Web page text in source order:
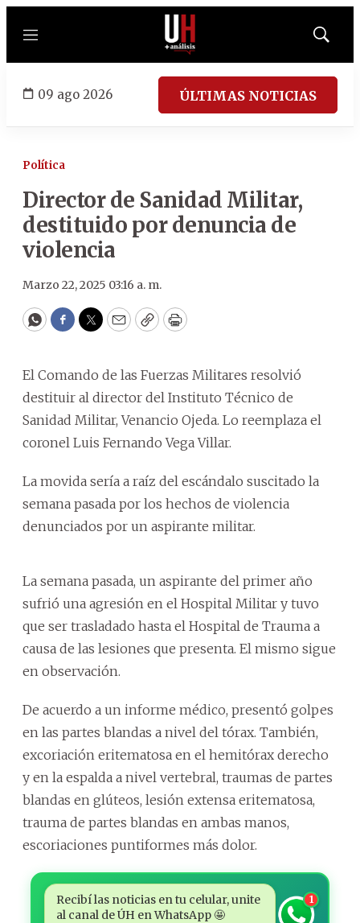
Menú
Mostrar
09 ago 2026 ÚLTIMAS NOTICIAS
Política
Director de Sanidad Militar,
destituido por denuncia de
violencia
Marzo 22, 2025 03:16 a. m.
WhatsApp
Facebook
Twitter
EmailCopyPrint
El Comando de las Fuerzas Militares resolvió
destituir al director del Instituto Técnico de
Sanidad Militar, Venancio Ojeda. Lo reemplaza el
coronel Luis Fernando Vega Villar.
La movida sería a raíz del escándalo suscitado la
semana pasada por los hechos de violencia
denunciados por un aspirante militar.
La semana pasada, un aspirante del primer año
sufrió una agresión en el Hospital Militar y tuvo
que ser trasladado hasta el Hospital de Trauma a
causa de las lesiones que presenta. El mismo sigue
en observación.
De acuerdo a un informe médico, presentó golpes
en las partes blandas a nivel del tórax. También,
excoriación eritematosa en el hemitórax derecho
y en la espalda a nivel vertebral, traumas de partes
blandas en glúteos, lesión extensa eritematosa,
trauma de partes blandas en ambas manos,
escoriaciones puntiformes más dolor.
Recibí las noticias en tu celular, unite
al canal de ÚH en WhatsApp 🤩
1